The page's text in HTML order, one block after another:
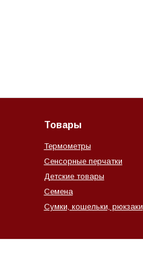
Товары
Термометры
Сенсорные перчатки
Детские товары
Семена
Сумки, кошельки, рюкзаки